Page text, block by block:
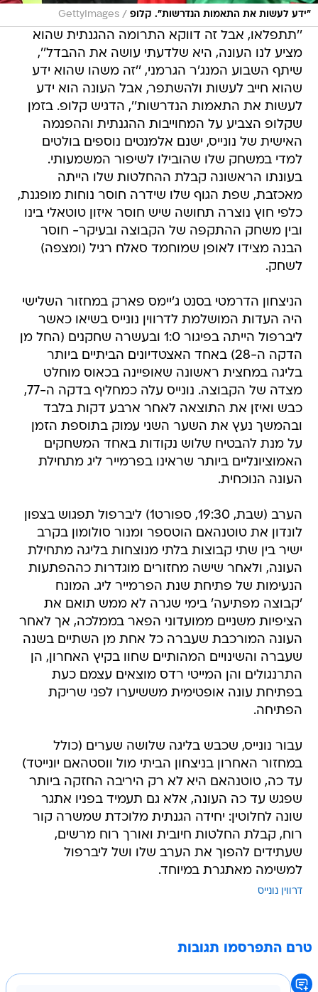
"ידע לעשות את התאמות הנדרשות". קלופ /
GettyImages
''תתפלאו, אבל זה דווקא התרומה ההגנתית שהוא
מציע לנו העונה, היא שלדעתי עושה את ההבדל'',
שיתף השבוע המנג'ר הגרמני, ''זה משהו שהוא ידע
שהוא חייב לעשות ולהשתפר, אבל העונה הוא ידע
לעשות את התאמות הנדרשות'', הדגיש קלופ. בזמן
שקלופ הצביע על המחוייבות ההגנתית וההפנמה
האישית של נונייס, ישנם אלמנטים נוספים בולטים
למדי במשחק שלו שהובילו לשיפור המשמעותי.
בעונתו הראשונה קבלת ההחלטות שלו הייתה
מאכזבת, שפת הגוף שלו שידרה חוסר נוחות מופגנת,
כלפי חוץ נוצרה תחושה שיש חוסר איזון טוטאלי בינו
ובין משחק ההתקפה של הקבוצה ובעיקר- חוסר
הבנה מצידו לאופן שמוחמד סאלח רגיל (ומצפה)
לשחק.
הניצחון הדרמטי בסנט ג'יימס פארק במחזור השלישי
היה העדות המושלמת לדרווין נונייס בשיאו כאשר
ליברפול הייתה בפיגור 1:0 ובעשרה שחקנים (החל מן
הדקה ה-28) באחד האצטדיונים הביתיים ביותר
בליגה במחצית ראשונה שאופיינה בכאוס מוחלט
מצדה של הקבוצה. נונייס עלה כמחליף בדקה ה-77,
כבש ואיזן את התוצאה לאחר ארבע דקות בלבד
ובהמשך נעץ את השער השני עמוק בתוספת הזמן
על מנת להבטיח שלוש נקודות באחד המשחקים
האמוציונליים ביותר שראינו בפרמייר ליג מתחילת
העונה הנוכחית.
הערב (שבת, 19:30, ספורט1) ליברפול תפגוש בצפון
לונדון את טוטנהאם הוטספר ומנור סולומון בקרב
ישיר בין שתי קבוצות בלתי מנוצחות בליגה מתחילת
העונה, ולאחר שישה מחזורים מוגדרות כההפתעות
הנעימות של פתיחת שנת הפרמייר ליג. המונח
'קבוצה מפתיעה' בימי שגרה לא ממש תואם את
הציפיות משניים ממועדוני הפאר בממלכה, אך לאחר
העונה המורכבת שעברה כל אחת מן השתיים בשנה
שעברה והשינויים המהותיים שחוו בקיץ האחרון, הן
התרנגולים והן המייטי רדס מוצאים עצמם כעת
בפתיחת עונה אופטימית מששיערו לפני שריקת
הפתיחה.
עבור נונייס, שכבש בליגה שלושה שערים (כולל
במחזור האחרון בניצחון הביתי מול ווסטהאם יונייטד)
עד כה, טוטנהאם היא לא רק היריבה החזקה ביותר
שפגש עד כה העונה, אלא גם תעמיד בפניו אתגר
שונה לחלוטין: יחידה הגנתית מלוכדת שמשרה קור
רוח, קבלת החלטות חיובית ואורך רוח מרשים,
שעתידים להפוך את הערב שלו ושל ליברפול
למשימה מאתגרת במיוחד.
דרווין נונייס
טרם התפרסמו תגובות